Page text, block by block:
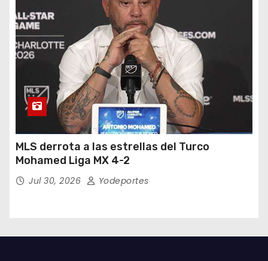
MLS derrota a las estrellas del Turco
Mohamed Liga MX 4-2
Jul 30, 2026 Yodeportes